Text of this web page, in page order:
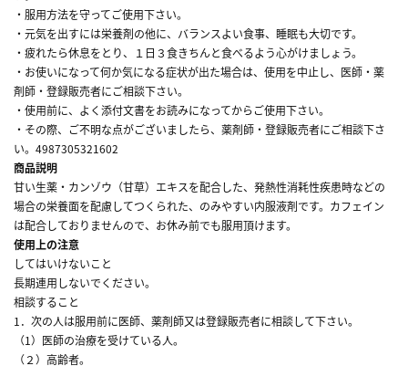
・服用方法を守ってご使用下さい。
・元気を出すには栄養剤の他に、バランスよい食事、睡眠も大切です。
・疲れたら休息をとり、１日３食きちんと食べるよう心がけましょう。
・お使いになって何か気になる症状が出た場合は、使用を中止し、医師・薬
剤師・登録販売者にご相談下さい。
・使用前に、よく添付文書をお読みになってからご使用下さい。
・その際、ご不明な点がございましたら、薬剤師・登録販売者にご相談下さ
い。4987305321602
商品説明
甘い生薬・カンゾウ（甘草）エキスを配合した、発熱性消耗性疾患時などの
場合の栄養面を配慮してつくられた、のみやすい内服液剤です。カフェイン
は配合しておりませんので、お休み前でも服用頂けます。
使用上の注意
してはいけないこと
長期連用しないでください。
相談すること
1．次の人は服用前に医師、薬剤師又は登録販売者に相談して下さい。
（1）医師の治療を受けている人。
（２）高齢者。